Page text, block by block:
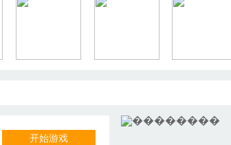
开始游戏